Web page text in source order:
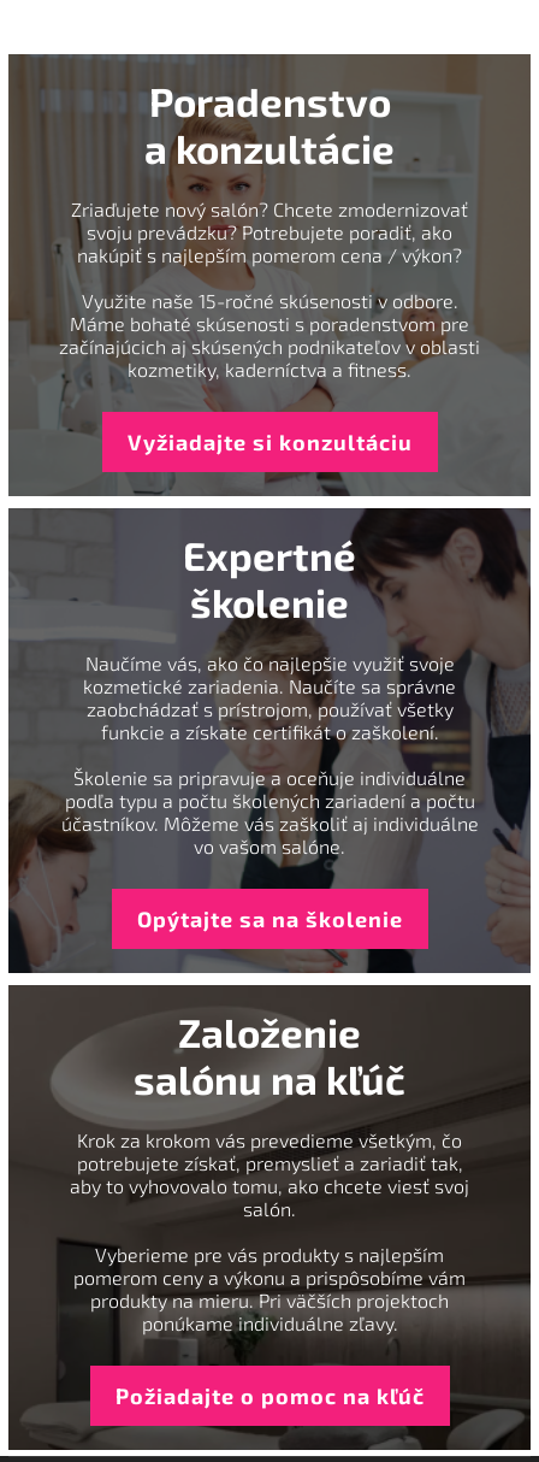
Poradenstvo
a konzultácie
Zriaďujete nový salón? Chcete zmodernizovať
svoju prevádzku? Potrebujete poradiť, ako
nakúpiť s najlepším pomerom cena / výkon?
Využite naše 15-ročné skúsenosti v odbore.
Máme bohaté skúsenosti s poradenstvom pre
začínajúcich aj skúsených podnikateľov v oblasti
kozmetiky, kaderníctva a fitness.
Vyžiadajte si konzultáciu
Expertné
školenie
Naučíme vás, ako čo najlepšie využiť svoje
kozmetické zariadenia. Naučíte sa správne
zaobchádzať s prístrojom, používať všetky
funkcie a získate certifikát o zaškolení.
Školenie sa pripravuje a oceňuje individuálne
podľa typu a počtu školených zariadení a počtu
účastníkov. Môžeme vás zaškoliť aj individuálne
vo vašom salóne.
Opýtajte sa na školenie
Založenie
salónu na kľúč
Krok za krokom vás prevedieme všetkým, čo
potrebujete získať, premyslieť a zariadiť tak,
aby to vyhovovalo tomu, ako chcete viesť svoj
salón.
Vyberieme pre vás produkty s najlepším
pomerom ceny a výkonu a prispôsobíme vám
produkty na mieru. Pri väčších projektoch
ponúkame individuálne zľavy.
Požiadajte o pomoc na kľúč